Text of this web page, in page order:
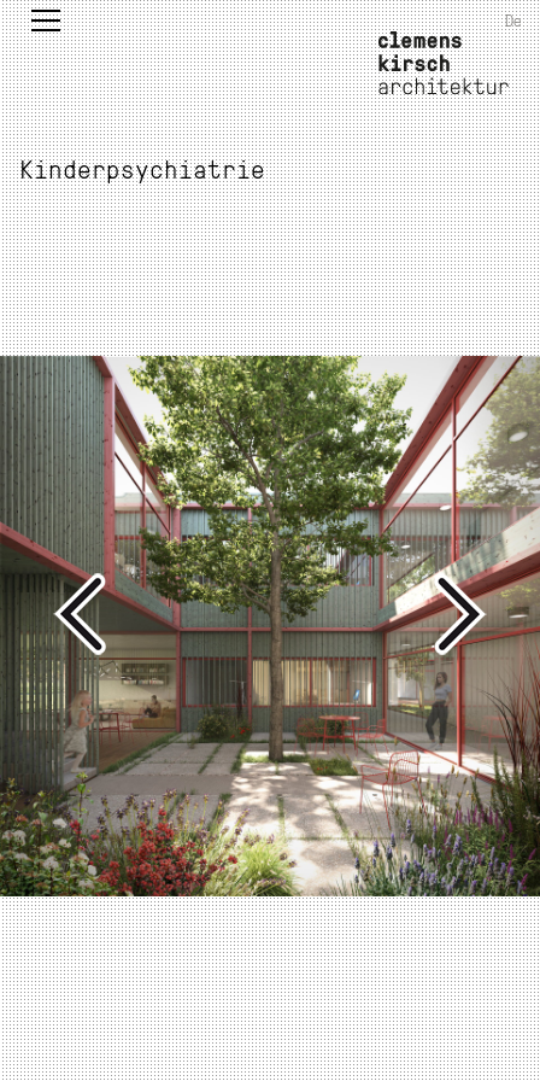
De
Kinderpsychiatrie